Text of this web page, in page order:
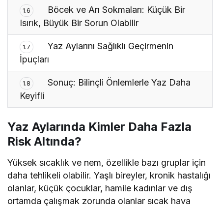
1.6
Böcek ve Arı Sokmaları: Küçük Bir
Isırık, Büyük Bir Sorun Olabilir
1.7
Yaz Aylarını Sağlıklı Geçirmenin
İpuçları
1.8
Sonuç: Bilinçli Önlemlerle Yaz Daha
Keyifli
Yaz Aylarında Kimler Daha Fazla
Risk Altında?
Yüksek sıcaklık ve nem, özellikle bazı gruplar için
daha tehlikeli olabilir. Yaşlı bireyler, kronik hastalığı
olanlar, küçük çocuklar, hamile kadınlar ve dış
ortamda çalışmak zorunda olanlar sıcak hava